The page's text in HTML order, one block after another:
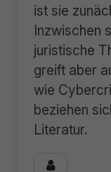
ist sie
Inzwischen
juristische
greift aber
wie
beziehen
Literatur.
